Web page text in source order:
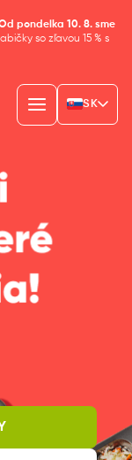
pondelka 10. 8. sme
so zľavou 15 % s
SK